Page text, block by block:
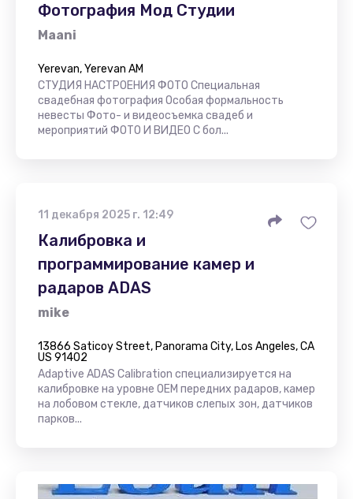
Фотография Мод Студии
Maani
Yerevan, Yerevan AM
СТУДИЯ НАСТРОЕНИЯ ФОТО Специальная
свадебная фотография Особая формальность
невесты Фото- и видеосъемка свадеб и
мероприятий ФОТО И ВИДЕО С бол...
11 декабря 2025 г. 12:49
Калибровка и
программирование камер и
радаров ADAS
mike
13866 Saticoy Street, Panorama City, Los Angeles, CA
US 91402
Adaptive ADAS Calibration специализируется на
калибровке на уровне OEM передних радаров, камер
на лобовом стекле, датчиков слепых зон, датчиков
парков...